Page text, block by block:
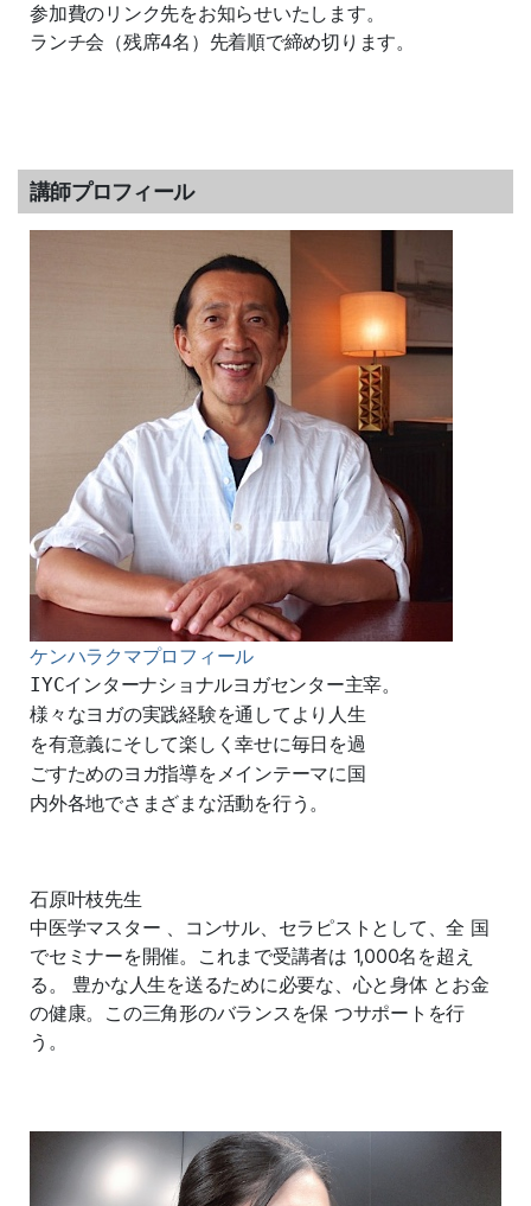
参加費のリンク先をお知らせいたします。
ランチ会（残席4名）先着順で締め切ります。
講師プロフィール
ケンハラクマプロフィール
IYCインターナショナルヨガセンター主宰。
様々なヨガの実践経験を通してより人生
を有意義にそして楽しく幸せに毎日を過
ごすためのヨガ指導をメインテーマに国
内外各地でさまざまな活動を行う。
石原叶枝先生
中医学マスター 、コンサル、セラピストとして、全 国
でセミナーを開催。これまで受講者は 1,000名を超え
る。 豊かな人生を送るために必要な、心と身体 とお金
の健康。この三角形のバランスを保 つサポートを行
う。